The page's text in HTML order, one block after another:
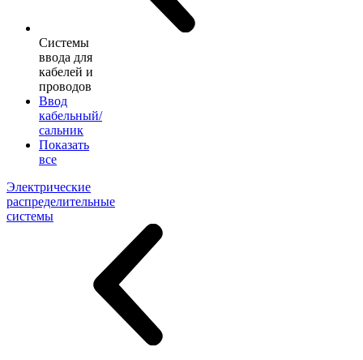
Системы
ввода для
кабелей и
проводов
Ввод
кабельный/
сальник
Показать
все
Электрические
распределительные
системы